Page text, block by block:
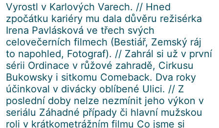
Vyrostl v Karlových Varech. // Hned
zpočátku kariéry mu dala důvěru režisérka
Irena Pavlásková ve třech svých
celovečerních filmech (Bestiář, Zemský ráj
to napohled, Fotograf). // Zahrál si už v první
sérii Ordinace v růžové zahradě, Cirkusu
Bukowsky i sitkomu Comeback. Dva roky
účinkoval v divácky oblíbené Ulici. // Z
poslední doby nelze nezmínit jeho výkon v
seriálu Záhadné případy či hlavní mužskou
roli v krátkometrážním filmu Co jsme si